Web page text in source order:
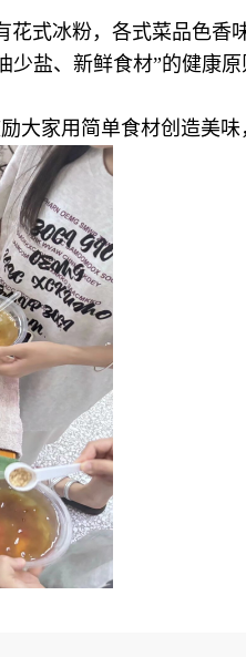
式冰粉，各式菜品色香
盐、新鲜食材”的健康
家用简单食材创造美